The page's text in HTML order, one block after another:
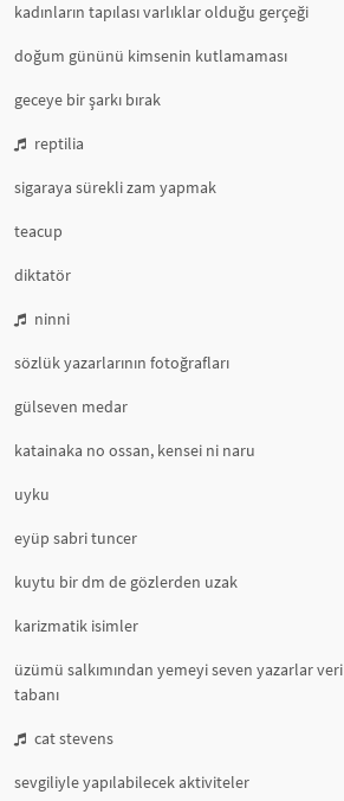
kadınların tapılası varlıklar olduğu gerçeği
doğum gününü kimsenin kutlamaması
geceye bir şarkı bırak
reptilia
sigaraya sürekli zam yapmak
teacup
diktatör
ninni
sözlük yazarlarının fotoğrafları
gülseven medar
katainaka no ossan, kensei ni naru
uyku
eyüp sabri tuncer
kuytu bir dm de gözlerden uzak
karizmatik isimler
üzümü salkımından yemeyi seven yazarlar veri
tabanı
cat stevens
sevgiliyle yapılabilecek aktiviteler